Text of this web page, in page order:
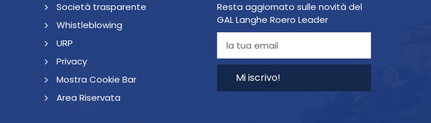
Società trasparente
Whistleblowing
URP
Privacy
Mostra Cookie Bar
Area Riservata
Resta aggiornato sulle novità del
GAL Langhe Roero Leader
Mi iscrivo!